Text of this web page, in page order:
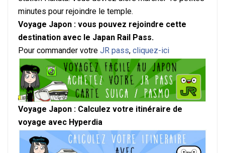
minutes pour rejoindre le temple.
Voyage Japon : vous pouvez rejoindre cette
destination avec le Japan Rail Pass.
Pour commander votre JR pass, cliquez-ici
Voyage Japon : Calculez votre itinéraire de
voyage avec Hyperdia